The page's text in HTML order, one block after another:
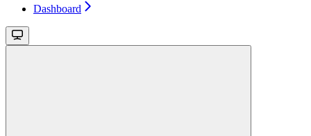
Dashboard